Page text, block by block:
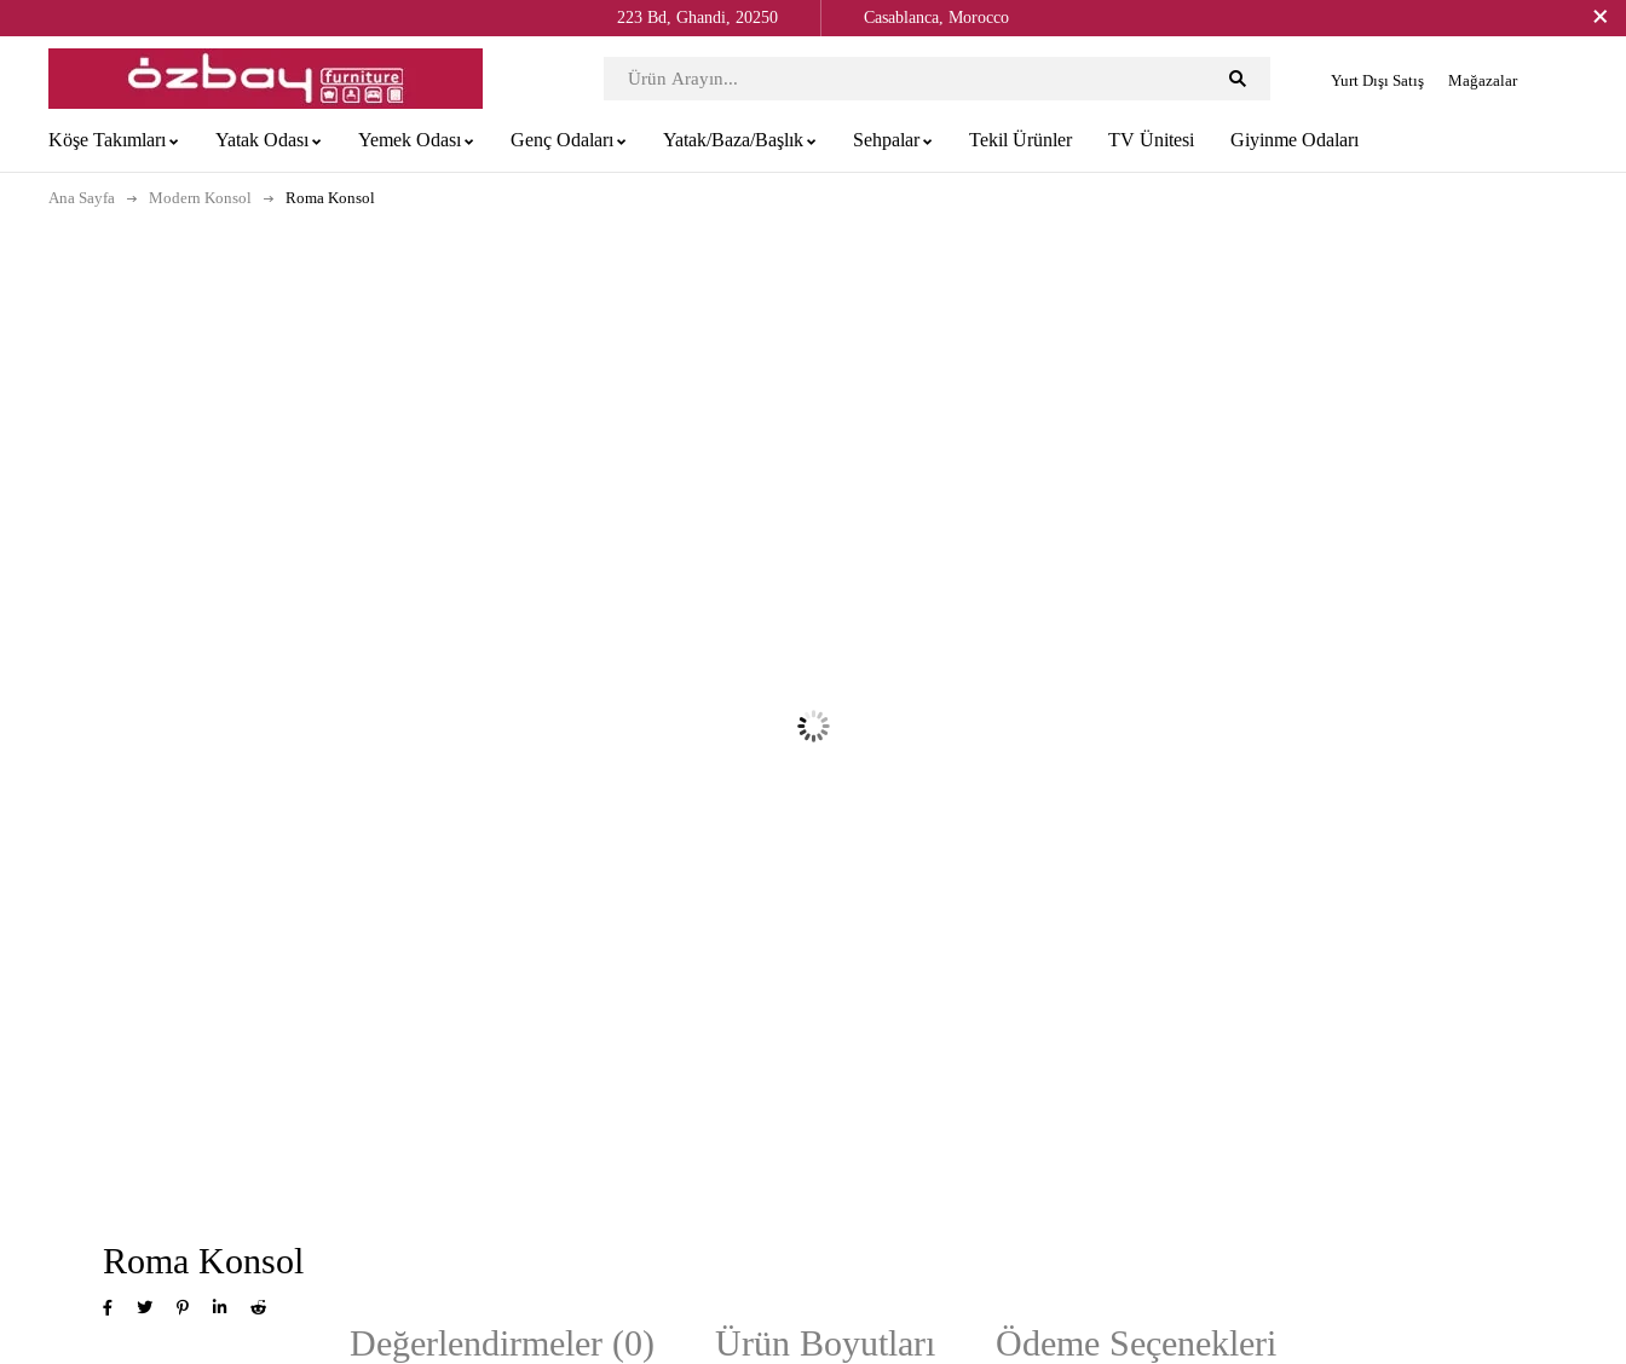
223 Bd, Ghandi, 20250 Casablanca, Morocco
Yurt Dışı Satış Mağazalar
Köşe Takımları Yatak Odası Yemek Odası Genç Odaları Yatak/Baza/Başlık Sehpalar Tekil Ürünler TV Ünitesi Giyinme Odaları
Ana Sayfa Modern Konsol Roma Konsol
Roma Konsol
Değerlendirmeler (0) Ürün Boyutları Ödeme Seçenekleri